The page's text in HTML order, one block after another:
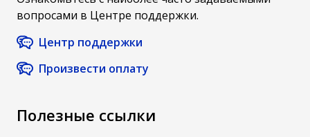
работает?
вопросами в Центре поддержки.
Центр поддержки
Произвести оплату
Полезные ссылки